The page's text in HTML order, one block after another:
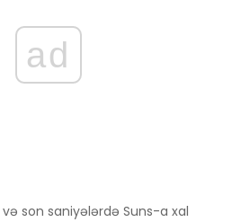
ad
son saniyələrdə Suns-a xal